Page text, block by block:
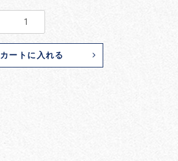
カートに入れる